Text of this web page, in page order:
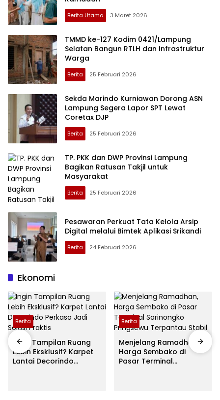
Berita Utama 3 Maret 2026
TMMD ke-127 Kodim 0421/Lampung
Selatan Bangun RTLH dan Infrastruktur
Warga
Berita 25 Februari 2026
Sekda Marindo Kurniawan Dorong ASN
Lampung Segera Lapor SPT Lewat
Coretax DJP
Berita 25 Februari 2026
TP. PKK dan DWP Provinsi Lampung
Bagikan Ratusan Takjil untuk
Masyarakat
Berita 25 Februari 2026
Pesawaran Perkuat Tata Kelola Arsip
Digital melalui Bimtek Aplikasi Srikandi
Berita 24 Februari 2026
Ekonomi
Berita
Ingin Tampilan Ruang
Lebih Eksklusif? Karpet
Lantai Decorindo
Berita
Menjelang Ramadhan,
Harga Sembako di
Pasar Terminal